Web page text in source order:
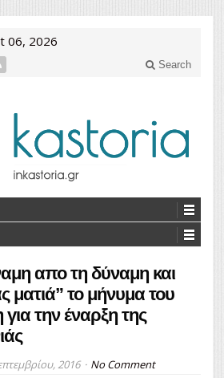
06, 2026
Search
απο τη δύναμη και
ματιά” το μήνυμα του
την έναρξη της
2016 No Comment